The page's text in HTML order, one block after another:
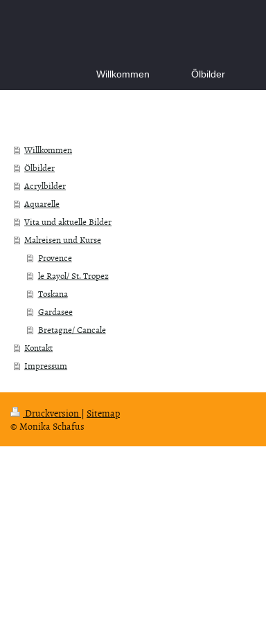
Willkommen Ölbilder
Willkommen
Ölbilder
Acrylbilder
Aquarelle
Vita und aktuelle Bilder
Malreisen und Kurse
Provence
le Rayol/ St. Tropez
Toskana
Gardasee
Bretagne/ Cancale
Kontakt
Impressum
Druckversion |Sitemap
© Monika Schafus